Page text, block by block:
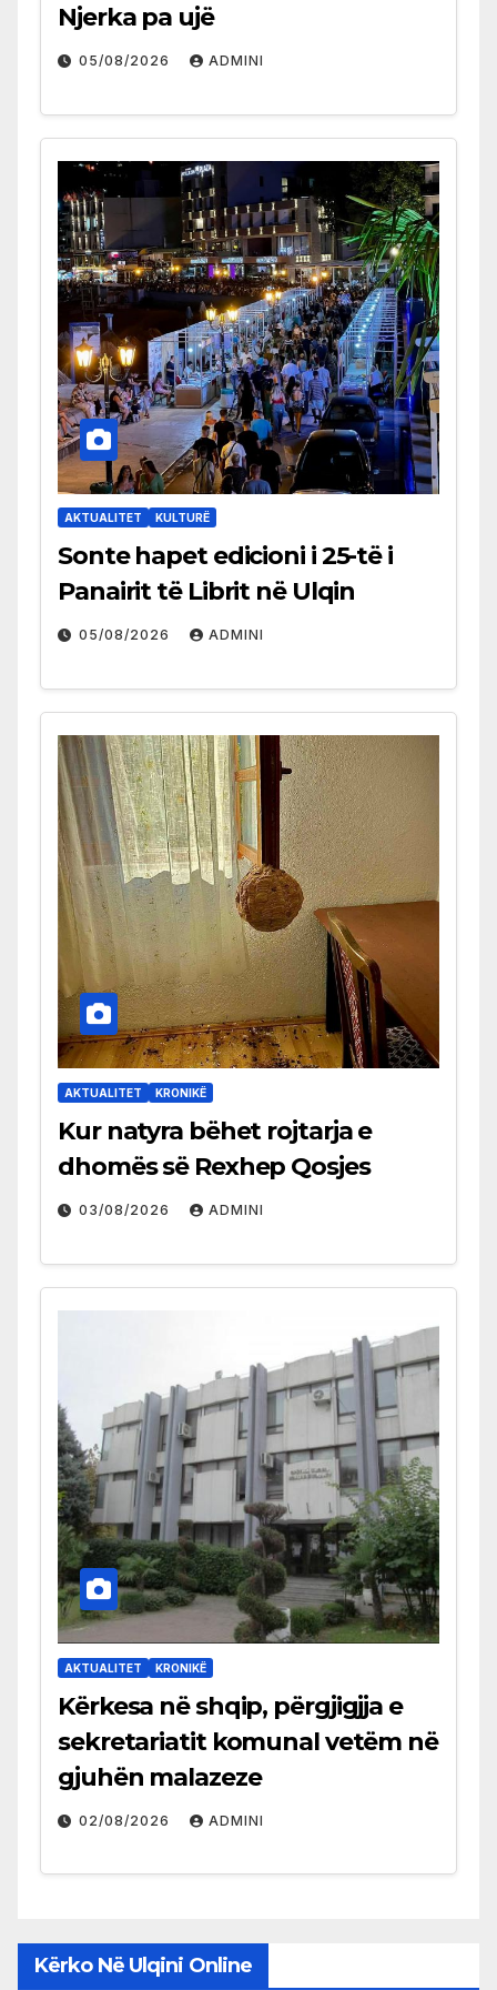
Njerka pa ujë
05/08/2026 ADMINI
AKTUALITET KULTURË
Sonte hapet edicioni i 25-të i
Panairit të Librit në Ulqin
05/08/2026 ADMINI
AKTUALITET KRONIKË
Kur natyra bëhet rojtarja e
dhomës së Rexhep Qosjes
03/08/2026 ADMINI
AKTUALITET KRONIKË
Kërkesa në shqip, përgjigjja e
sekretariatit komunal vetëm në
gjuhën malazeze
02/08/2026 ADMINI
Kërko Në Ulqini Online